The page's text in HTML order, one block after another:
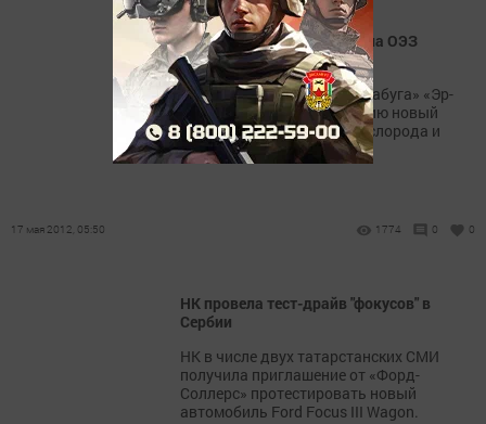
"Эр Ликид" - новый завод на ОЭЗ
"Алабуга"
Сегодня резидент ОЭЗ «Алабуга» «Эр-
Ликид» ввел в эксплуатацию новый
завод по производству кислорода и
азота.
17 мая 2012, 05:50 1774 0 0
НК провела тест-драйв "фокусов" в
Сербии
НК в числе двух татарстанских СМИ
получила приглашение от «Форд-
Соллерс» протестировать новый
автомобиль Ford Focus III Wagon.